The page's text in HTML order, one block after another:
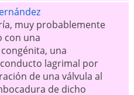
muy probablemente
con una
una
lagrimal por
de una válvula al
de dicho